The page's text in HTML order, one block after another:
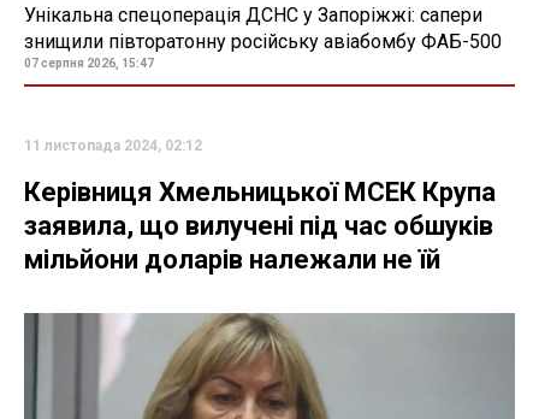
Унікальна спецоперація ДСНС у Запоріжжі: сапери
знищили півторатонну російську авіабомбу ФАБ-500
07 серпня 2026, 15:47
11 листопада 2024, 02:12
Керівниця Хмельницької МСЕК Крупа
заявила, що вилучені під час обшуків
мільйони доларів належали не їй